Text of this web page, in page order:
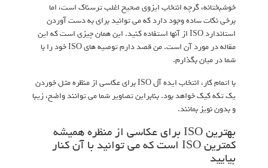
خوشبختانه، گرچه انتخاب ایزوی صحیح اغلب ترسناک است، اما
برخی نکات ساده وجود دارد که می توانید برای به دست آوردن
استاندارد ISO از آنها استفاده کنید. این همان چیزی است که این
مقاله در مورد آن است. من قصد دارم توصیه های ISO خود را با
شما در میان بگذارم.
با اتمام کار، انتخاب ایده آل ISO برای عکاسی از منظره مثل خوردن
یک تکه کیک خواهد بود. بنابراین تصاویر شما می توانند واضح، زیبا
و بدون نویز بمانند.
بهترین ISO برای عکاسی از منظره همیشه
کمترین ISO است که می توانید با آن کنار
بیایید